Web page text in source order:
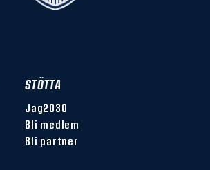
STÖTTA
Jag2030
Bli medlem
Bli partner